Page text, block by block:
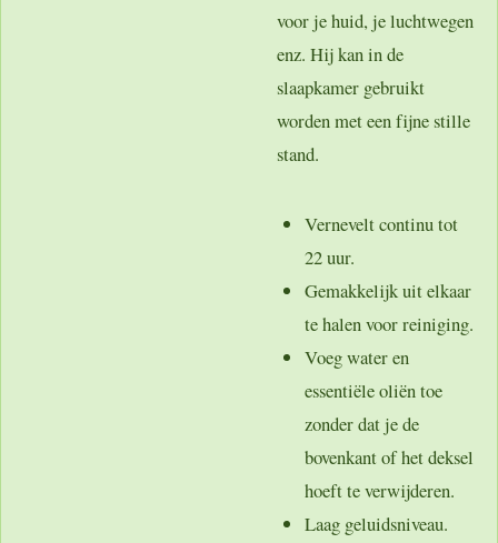
voor je huid, je luchtwegen
enz. Hij kan in de
slaapkamer gebruikt
worden met een fijne stille
stand.
Vernevelt continu tot
22 uur.
Gemakkelijk uit elkaar
te halen voor reiniging.
Voeg water en
essentiële oliën toe
zonder dat je de
bovenkant of het deksel
hoeft te verwijderen.
Laag geluidsniveau.